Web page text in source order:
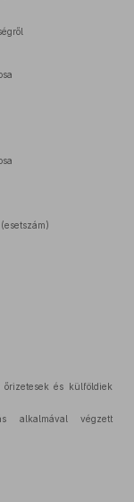
és külföldiek
alkalmával végzett